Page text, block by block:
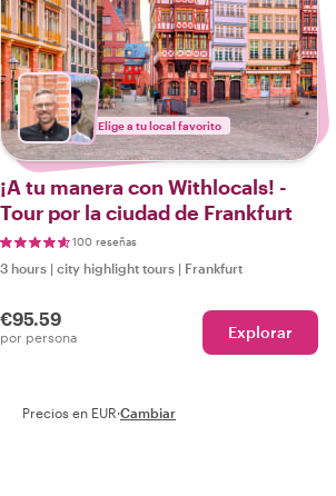
Elige a tu local favorito
¡A tu manera con Withlocals! -
Tour por la ciudad de Frankfurt
100 reseñas
3 hours | city highlight tours | Frankfurt
€95.59
por persona Explorar
Precios en EUR·Cambiar